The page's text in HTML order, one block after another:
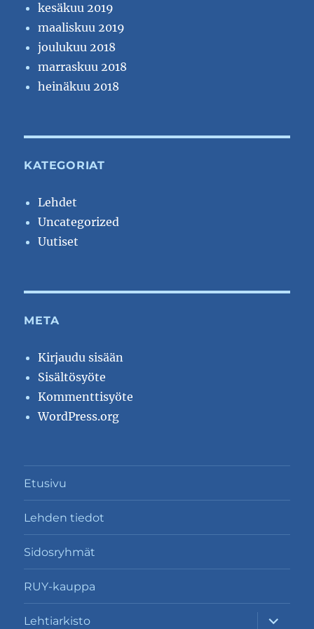
kesäkuu 2019
maaliskuu 2019
joulukuu 2018
marraskuu 2018
heinäkuu 2018
KATEGORIAT
Lehdet
Uncategorized
Uutiset
META
Kirjaudu sisään
Sisältösyöte
Kommenttisyöte
WordPress.org
Etusivu
Lehden tiedot
Sidosryhmät
RUY-kauppa
Lehtiarkisto
näytä